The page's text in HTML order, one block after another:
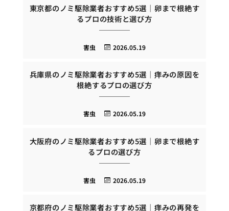
東京都のノミ駆除業者おすすめ5選｜卵まで根絶す
るプロの技術と選び方
2026.05.19
害虫
兵庫県のノミ駆除業者おすすめ5選｜痒みの原因を
根絶するプロの選び方
2026.05.19
害虫
大阪府のノミ駆除業者おすすめ5選｜卵まで根絶す
るプロの選び方
2026.05.19
害虫
京都府のノミ駆除業者おすすめ5選｜痒みの再発を